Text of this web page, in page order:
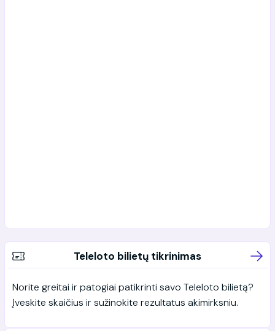
Teleloto bilietų tikrinimas
Norite greitai ir patogiai patikrinti savo Teleloto bilietą?
Įveskite skaičius ir sužinokite rezultatus akimirksniu.